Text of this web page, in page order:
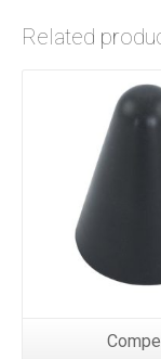
Related